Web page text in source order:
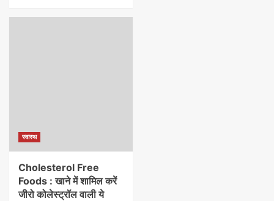
स्वास्थ
Cholesterol Free
Foods : खाने में शामिल करें
जीरो कोलेस्ट्रॉल वाली ये